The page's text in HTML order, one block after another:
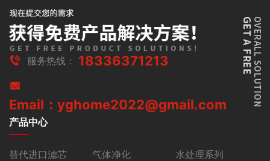
服务热线： 18336371213
Email：yghome2022@gmail.com
产品中心
替代进口滤芯 气体净化
水处理系列